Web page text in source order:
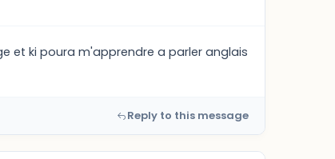
et ki poura m'apprendre a parler anglais
Reply to this message